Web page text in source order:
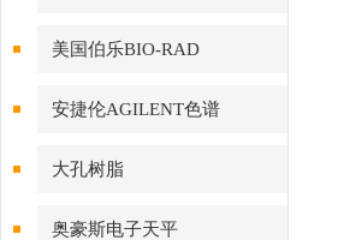
配器
美国伯乐BIO-RAD
安捷伦AGILENT色谱
大孔树脂
奥豪斯电子天平